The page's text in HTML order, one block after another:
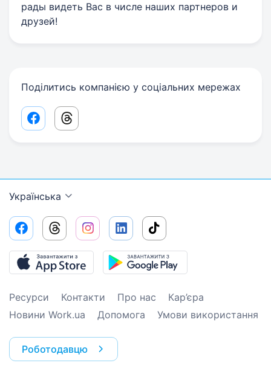
рады видеть Вас в числе наших партнеров и
друзей!
Поділитись компанією у соціальних мережах
Facebook share link
Threads share link
Українська
Ресурси Контакти Про нас
Кар’єра
Новини Work.ua
Допомога Умови використання
Роботодавцю